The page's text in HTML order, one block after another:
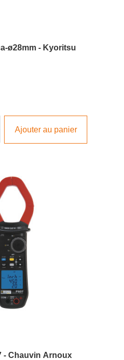
ø28mm - Kyoritsu
Ajouter au panier
- Chauvin Arnoux